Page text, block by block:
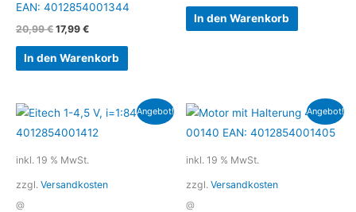
EAN: 4012854001344
20,99€ 17,99 €
In den Warenkorb
In den Warenkorb
Angebot!
inkl. 19 % MwSt.
zzgl. Versandkosten
@
Ursprünglicher
war:
Aktueller
Preis
ist:
Angebot!
inkl. 19 % MwSt.
zzgl. Versandkosten
@
Ursprünglicher
war:
Aktueller
Preis
ist: